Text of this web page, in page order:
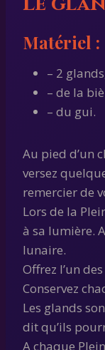
Matériel :
– 2
– de la
– du gui.
Au pied d’un
versez
remercier de
Lors de la
à sa lumière.
lunaire.
Offrez l’un
Conservez
Les glands
dit qu’ils
A chaque